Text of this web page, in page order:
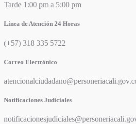
Tarde 1:00 pm a 5:00 pm
Línea de Atención 24 Horas
(+57) 318 335 5722
Correo Electrónico
Notificaciones Judiciales